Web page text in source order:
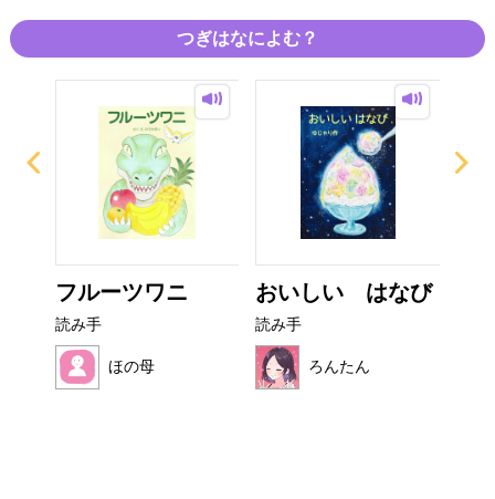
つぎはなによむ？
フルーツワニ
読み手
ほの母
おいしい はなび
読み手
ろんたん